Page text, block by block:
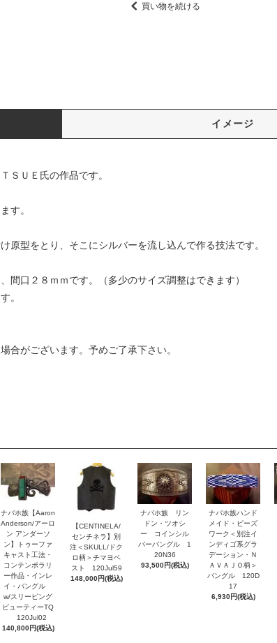
買い物を続ける
イメージ
ＳＵＥ氏の作品です。
す。
型をとり、そこにシルバーを流し込んで作る技法です。
間口２８ｍｍです。（多少のサイズ調整はできます）
。
合がございます。予めご了承下さい。
ナバホ族【Aaron
Anderson/アーロ
ン アンダーソ
ン】トゥーファ
キャスト工法・
コンテンポラリ
ー作品・インレ
イ・バングル
w/スリーピング
ビューティーTQ
120Jul02
140,800円(税込)
【CENTINELA/
センチネラ】別
注＜SKULL/ドク
ロ柄＞チマヨベ
スト 120Jul59
148,000円(税込)
ナバホ族 リン
ドン・ツオシ
ー コインシル
バーバングル 1
20N36
93,500円(税込)
ナバホ族ハンド
メイド・ビーズ
ワーク＜別注イ
ンディゴ系グラ
デーション・Ｎ
ＡＶＡＪＯ柄＞
バングル 120D
17
6,930円(税込)